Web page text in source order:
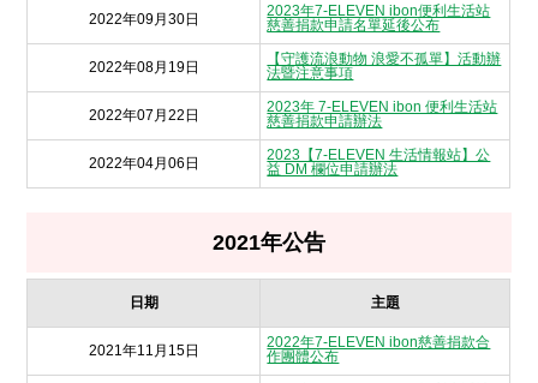
2022年09月30日
2023年7-ELEVEN ibon便利生活站
慈善捐款申請名單延後公布
2022年08月19日
【守護流浪動物 浪愛不孤單】活動辦
法暨注意事項
2022年07月22日
2023年 7-ELEVEN ibon 便利生活站
慈善捐款申請辦法
2022年04月06日
2023【7-ELEVEN 生活情報站】公
益 DM 欄位申請辦法
2021年公告
日期 主題
2021年11月15日
2022年7-ELEVEN ibon慈善捐款合
作團體公布